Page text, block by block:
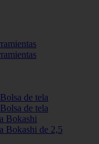
de tela
de tela
Bokashi
Bokashi de 2,5